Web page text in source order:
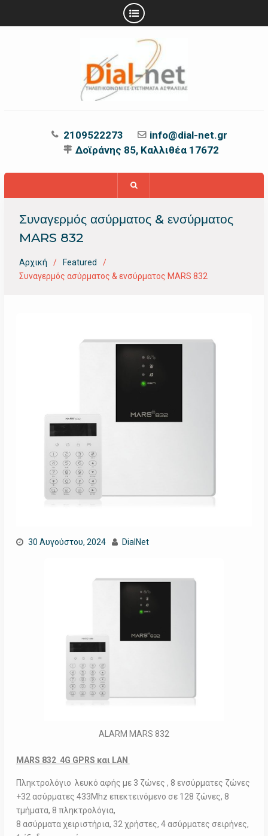
2109522273
info@dial-net.gr
Δοϊράνης 85, Καλλιθέα 17672
Συναγερμός ασύρματος & ενσύρματος
MARS 832
Αρχική
Featured
Συναγερμός ασύρματος & ενσύρματος MARS 832
30 Αυγούστου, 2024 DialNet
ALARM MARS 832
MARS 832 4G GPRS και LAN
Πληκτρολόγιο λευκό αφής με 3 ζώνες , 8 ενσύρματες ζώνες
+32 ασύρματες 433Mhz επεκτεινόμενο σε 128 ζώνες, 8
τμήματα, 8 πληκτρολόγια,
8 ασύρματα χειριστήρια, 32 χρήστες, 4 ασύρματες σειρήνες,